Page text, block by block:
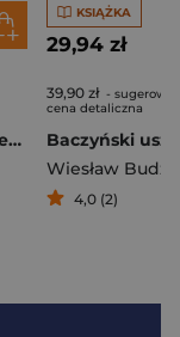
Kultura Współczesna 3/2025 Nowa szczerość
KSIĄŻKA
29,94 zł
39,90 zł -
cena detaliczna
Wiesław
4,0 (2)